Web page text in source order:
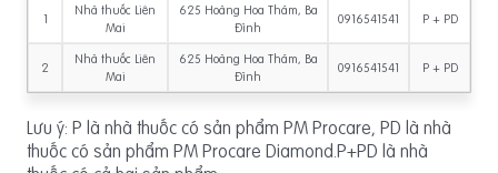
1
Nhà thuốc Liên
Mai
625 Hoàng Hoa Thám, Ba
Đình
0916541541 P + PD
2
Nhà thuốc Liên
Mai
625 Hoàng Hoa Thám, Ba
Đình
0916541541 P + PD
Lưu ý: P là nhà thuốc có sản phẩm PM Procare, PD là nhà
thuốc có sản phẩm PM Procare Diamond.P+PD là nhà